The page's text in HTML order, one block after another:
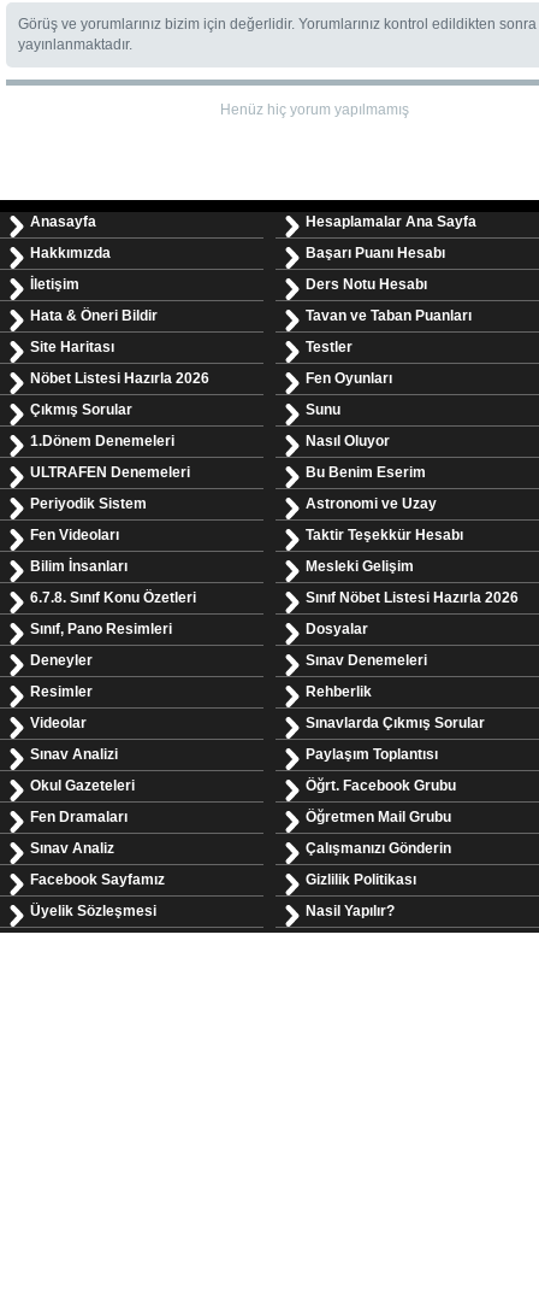
Görüş ve yorumlarınız bizim için değerlidir. Yorumlarınız kontrol edildikten sonra
yayınlanmaktadır.
Henüz hiç yorum yapılmamış
Anasayfa
Hakkımızda
İletişim
Hata & Öneri Bildir
Site Haritası
Nöbet Listesi Hazırla 2026
Çıkmış Sorular
1.Dönem Denemeleri
ULTRAFEN Denemeleri
Periyodik Sistem
Fen Videoları
Bilim İnsanları
6.7.8. Sınıf Konu Özetleri
Sınıf, Pano Resimleri
Deneyler
Resimler
Videolar
Sınav Analizi
Okul Gazeteleri
Fen Dramaları
Sınav Analiz
Facebook Sayfamız
Üyelik Sözleşmesi
Hesaplamalar Ana Sayfa
Başarı Puanı Hesabı
Ders Notu Hesabı
Tavan ve Taban Puanları
Testler
Fen Oyunları
Sunu
Nasıl Oluyor
Bu Benim Eserim
Astronomi ve Uzay
Taktir Teşekkür Hesabı
Mesleki Gelişim
Sınıf Nöbet Listesi Hazırla 2026
Dosyalar
Sınav Denemeleri
Rehberlik
Sınavlarda Çıkmış Sorular
Paylaşım Toplantısı
Öğrt. Facebook Grubu
Öğretmen Mail Grubu
Çalışmanızı Gönderin
Gizlilik Politikası
Nasil Yapılır?